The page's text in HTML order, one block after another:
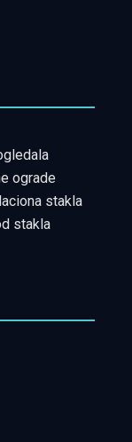
ograde
stakla
stakla